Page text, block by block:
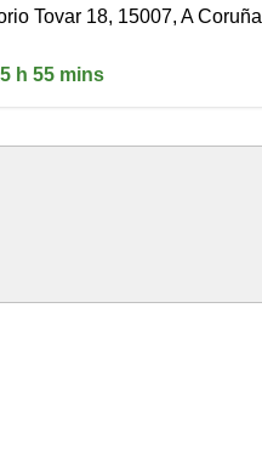
Tovar 18, 15007, A
h 55 mins